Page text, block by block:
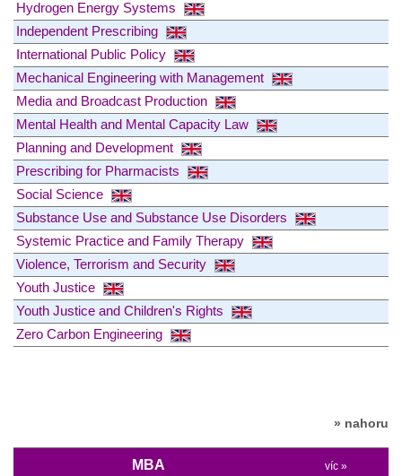
Hydrogen Energy Systems
Independent Prescribing
International Public Policy
Mechanical Engineering with Management
Media and Broadcast Production
Mental Health and Mental Capacity Law
Planning and Development
Prescribing for Pharmacists
Social Science
Substance Use and Substance Use Disorders
Systemic Practice and Family Therapy
Violence, Terrorism and Security
Youth Justice
Youth Justice and Children's Rights
Zero Carbon Engineering
» nahoru
MBA víc »